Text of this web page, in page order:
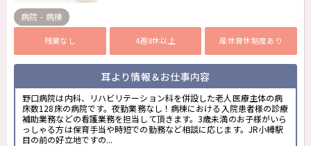
病院 - 病棟
残業なし 4週8休以上 産休育休制度あり
耳より情報＆お仕事内容
野口病院は内科、リハビリテーション科を併設した老人医療主体の病
床数128床の病院です。夜勤業務なし！病棟における入院患者様の診療
補助業務などの看護業務を担当して頂きます。3歳未満のお子様がいら
っしゃる方は保育手当や時短での勤務など相談に応じます。JR小樽駅
目の前の好立地ですの...